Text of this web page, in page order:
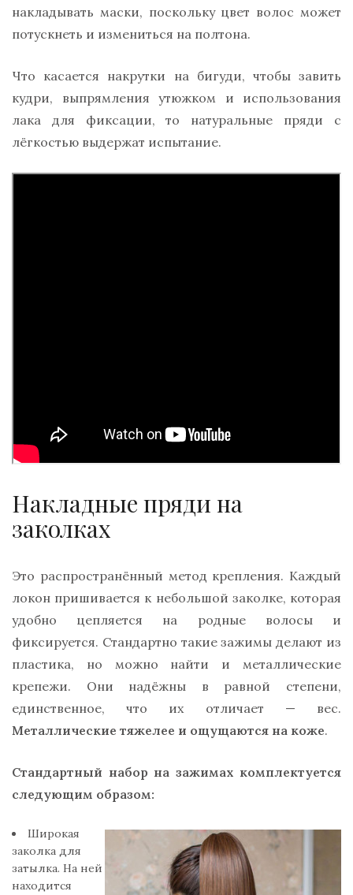
накладывать маски, поскольку цвет волос может
потускнеть и измениться на полтона.
Что касается накрутки на бигуди, чтобы завить
кудри, выпрямления утюжком и использования
лака для фиксации, то натуральные пряди с
лёгкостью выдержат испытание.
Накладные пряди на
заколках
Это распространённый метод крепления. Каждый
локон пришивается к небольшой заколке, которая
удобно цепляется на родные волосы и
фиксируется. Стандартно такие зажимы делают из
пластика, но можно найти и металлические
крепежи. Они надёжны в равной степени,
единственное, что их отличает — вес.
Металлические тяжелее и ощущаются на коже.
Стандартный набор на зажимах комплектуется
следующим образом:
Широкая
заколка для
затылка. На ней
находится